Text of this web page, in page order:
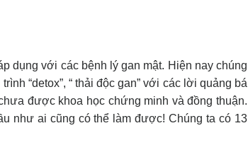
dụng với các bệnh lý gan mật. Hiện nay chúng
“detox”, “ thải độc gan” với các lời quảng bá
được khoa học chứng minh và đồng thuận.
như ai cũng có thể làm được! Chúng ta có 13